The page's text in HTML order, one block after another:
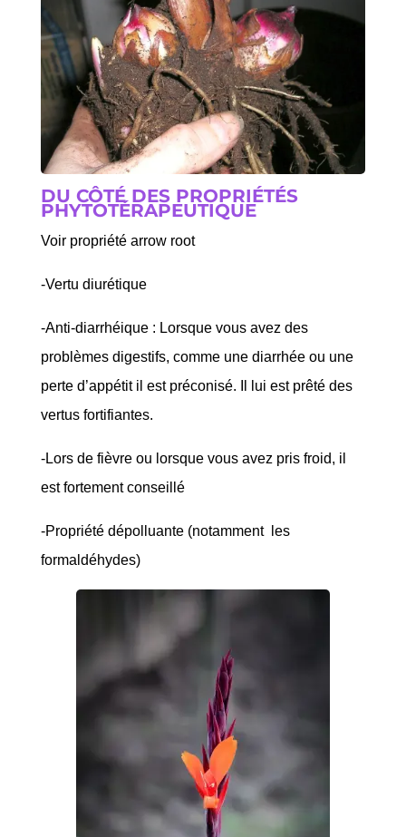
DU CÔTÉ DES PROPRIÉTÉS
PHYTOTÉRAPEUTIQUE
Voir propriété arrow root
-Vertu diurétique
-Anti-diarrhéique : Lorsque vous avez des
problèmes digestifs, comme une diarrhée ou une
perte d’appétit il est préconisé. Il lui est prêté des
vertus fortifiantes.
-Lors de fièvre ou lorsque vous avez pris froid, il
est fortement conseillé
-Propriété dépolluante (notamment les
formaldéhydes)